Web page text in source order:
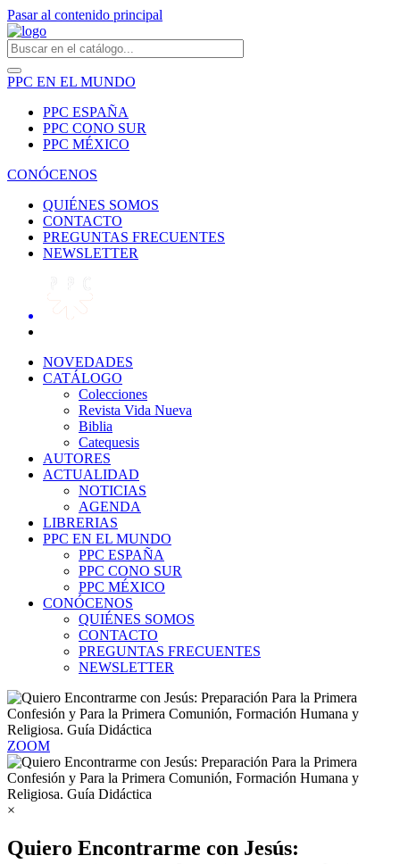
Pasar al contenido principal
PPC EN EL MUNDO
PPC ESPAÑA
PPC CONO SUR
PPC MÉXICO
CONÓCENOS
QUIÉNES SOMOS
CONTACTO
PREGUNTAS FRECUENTES
NEWSLETTER
NOVEDADES
CATÁLOGO
Colecciones
Revista Vida Nueva
Biblia
Catequesis
AUTORES
ACTUALIDAD
NOTICIAS
AGENDA
LIBRERIAS
PPC EN EL MUNDO
PPC ESPAÑA
PPC CONO SUR
PPC MÉXICO
CONÓCENOS
QUIÉNES SOMOS
CONTACTO
PREGUNTAS FRECUENTES
NEWSLETTER
ZOOM
×
Quiero Encontrarme con Jesús: